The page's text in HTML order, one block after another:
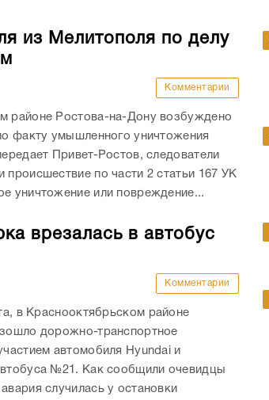
из Мелитополя по делу
Комментарии
районе Ростова-на-Дону возбуждено
факту умышленного уничтожения
Привет-Ростов, следователи
происшествие по части 2 статьи 167 УК
уничтожение или повреждение...
врезалась в автобус
Комментарии
в Краснооктябрьском районе
дорожно-транспортное
автомобиля Hyundai и
№21. Как сообщили очевидцы
случилась у остановки